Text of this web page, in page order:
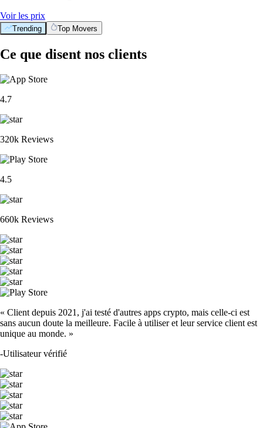
Voir les prix
Trending Top Movers
Ce que disent nos clients
4.7
320k Reviews
4.5
660k Reviews
« Client depuis 2021, j'ai testé d'autres apps crypto, mais celle-ci est
sans aucun doute la meilleure. Facile à utiliser et leur service client est
unique au monde. »
-Utilisateur vérifié